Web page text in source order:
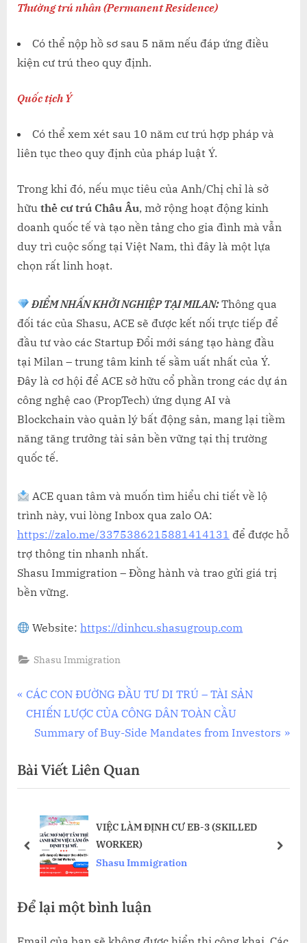
Thường trú nhân (Permanent Residence)
Có thể nộp hồ sơ sau 5 năm nếu đáp ứng điều
kiện cư trú theo quy định.
Quốc tịch Ý
Có thể xem xét sau 10 năm cư trú hợp pháp và
liên tục theo quy định của pháp luật Ý.
Trong khi đó, nếu mục tiêu của Anh/Chị chỉ là sở
hữu thẻ cư trú Châu Âu, mở rộng hoạt động kinh
doanh quốc tế và tạo nền tảng cho gia đình mà vẫn
duy trì cuộc sống tại Việt Nam, thì đây là một lựa
chọn rất linh hoạt.
ĐIỂM NHẤN KHỞI NGHIỆP TẠI MILAN:Thông qua
đối tác của Shasu, ACE sẽ được kết nối trực tiếp để
đầu tư vào các Startup Đổi mới sáng tạo hàng đầu
tại Milan – trung tâm kinh tế sầm uất nhất của Ý.
Đây là cơ hội để ACE sở hữu cổ phần trong các dự án
công nghệ cao (PropTech) ứng dụng AI và
Blockchain vào quản lý bất động sản, mang lại tiềm
năng tăng trưởng tài sản bền vững tại thị trường
quốc tế.
ACE quan tâm và muốn tìm hiểu chi tiết về lộ
trình này, vui lòng Inbox qua zalo OA:
https://zalo.me/3375386215881414131 để được hỗ
trợ thông tin nhanh nhất.
Shasu Immigration – Đồng hành và trao gửi giá trị
bền vững.
Website:https://dinhcu.shasugroup.com
Shasu Immigration
Điều
hướng
viết
P
r
i
o
P
t
CÁC CON ĐƯỜNG ĐẦU TƯ DI TRÚ – TÀI SẢN
CHIẾN LƯỢC CỦA CÔNG DÂN TOÀN CẦU
N
x
t
o
Summary of Buy-Side Mandates from Investors
Bài Viết Liên Quan
VIỆC LÀM ĐỊNH CƯ EB-3 (SKILLED
WORKER)
Shasu Immigration
prev next
Để lại một bình luận